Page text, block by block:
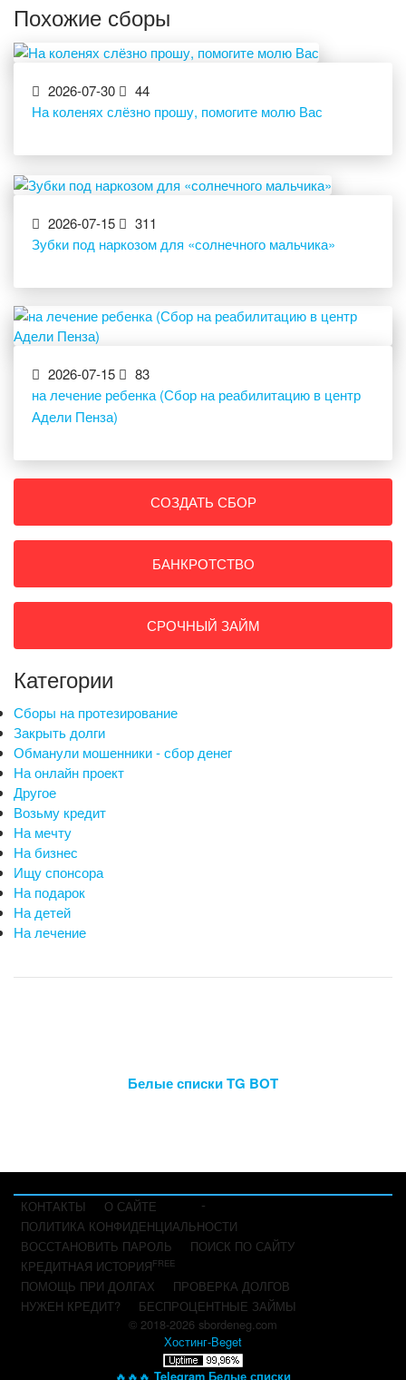
Похожие сборы
2026-07-30
44
На коленях слёзно прошу, помогите молю Вас
2026-07-15
311
Зубки под наркозом для «солнечного мальчика»
2026-07-15
83
на лечение ребенка (Сбор на реабилитацию в центр
Адели Пенза)
СОЗДАТЬ СБОР
БАНКРОТСТВО
СРОЧНЫЙ ЗАЙМ
Категории
Сборы на протезирование
Закрыть долги
Обманули мошенники - сбор денег
На онлайн проект
Другое
Возьму кредит
На мечту
На бизнес
Ищу спонсора
На подарок
На детей
На лечение
Белые списки TG BOT
-
КОНТАКТЫ
О САЙТЕ
ПОЛИТИКА КОНФИДЕНЦИАЛЬНОСТИ
ВОССТАНОВИТЬ ПАРОЛЬ
ПОИСК ПО САЙТУ
КРЕДИТНАЯ ИСТОРИЯFREE
ПОМОЩЬ ПРИ ДОЛГАХ
ПРОВЕРКА ДОЛГОВ
НУЖЕН КРЕДИТ?
БЕСПРОЦЕНТНЫЕ ЗАЙМЫ
© 2018-2026 sbordeneg.com
Хостинг-Beget
🔥🔥🔥 Telegram Белые списки